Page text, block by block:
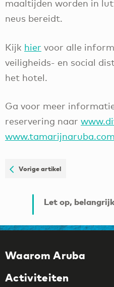
maaltijden worden in
neus bereidt.
Kijk hier voor alle
veiligheids- en social
het hotel.
Ga voor meer
reservering naar
www.tamarijnaruba.com
Vorige artikel
Let op,
Waarom Aruba
Activiteiten